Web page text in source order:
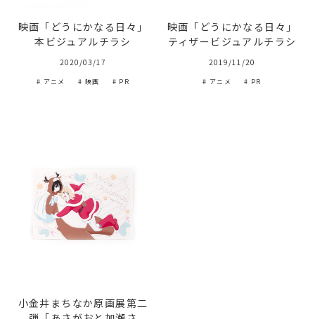
映画「どうにかなる日々」
本ビジュアルチラシ
2020/03/17
# アニメ # 映画 # PR
映画「どうにかなる日々」
ティザービジュアルチラシ
2019/11/20
# アニメ # PR
小金井まちなか原画展第二